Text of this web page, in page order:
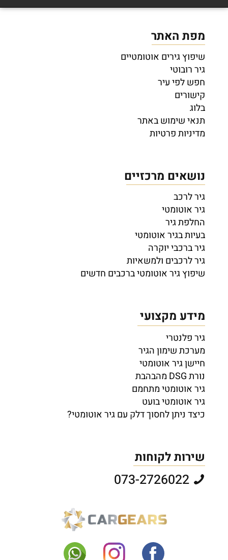
מפת האתר
שיפוץ גירים אוטומטיים
גיר רובוטי
חפש לפי עיר
קישורים
בלוג
תנאי שימוש באתר
מדיניות פרטיות
נושאים מרכזיים
גיר לרכב
גיר אוטומטי
החלפת גיר
בעיות בגיר אוטומטי
גיר ברכבי יוקרה
גיר לרכבים ולמשאיות
שיפוץ גיר אוטומטי ברכבים חדשים
מידע מקצועי
גיר פלנטרי
מערכת שימון הגיר
חיישן גיר אוטומטי
נורת DSG מהבהבת
גיר אוטומטי מתחמם
גיר אוטומטי בועט
כיצד ניתן לחסוך דלק עם גיר אוטומטי?
שירות לקוחות